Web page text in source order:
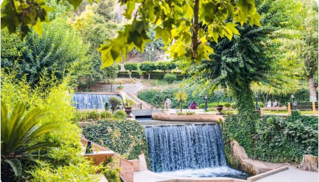
n
d
a
n
e
m
a
i
l